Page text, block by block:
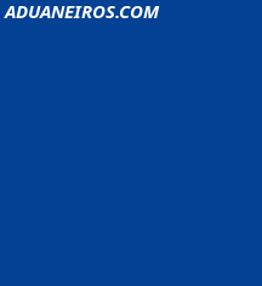
ADUANEIROS.COM